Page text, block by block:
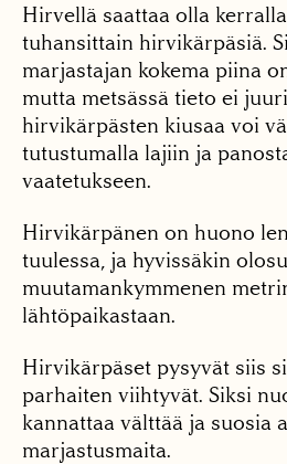
Hirvellä saattaa olla
tuhansittain hirvikärpäsiä.
marjastajan kokema piina
mutta metsässä tieto ei
hirvikärpästen kiusaa voi
tutustumalla lajiin ja
vaatetukseen.
Hirvikärpänen on huono
tuulessa, ja hyvissäkin
muutamankymmenen
lähtöpaikastaan.
Hirvikärpäset pysyvät siis
parhaiten viihtyvät. Siksi
kannattaa välttää ja suosia
marjastusmaita.